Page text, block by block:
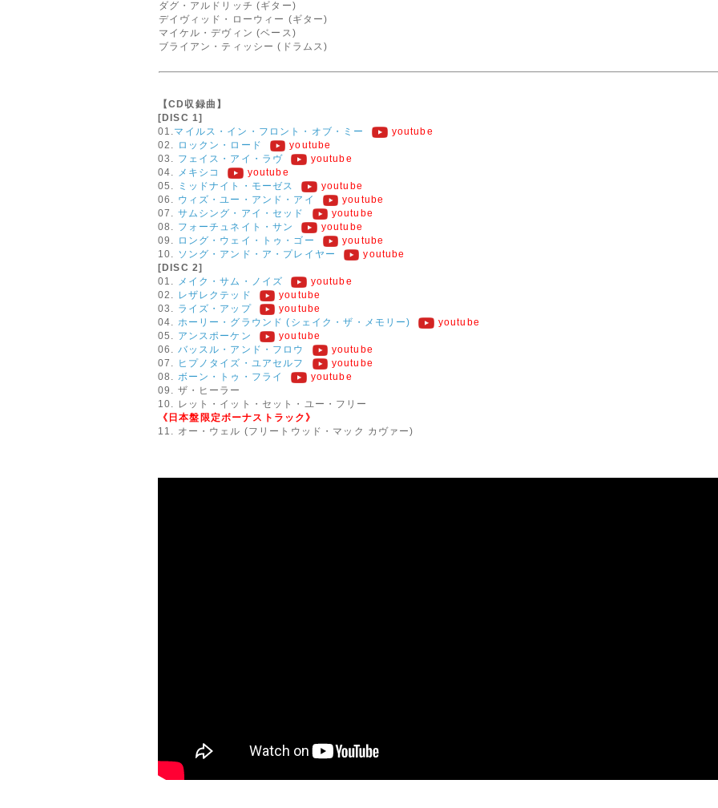
ダグ・アルドリッチ (ギター)
デイヴィッド・ローウィー (ギター)
マイケル・デヴィン (ベース)
ブライアン・ティッシー (ドラムス)
【CD収録曲】
[DISC 1]
01. マイルス・イン・フロント・オブ・ミー
youtube
02.
ロックン・ロード
youtube
03.
フェイス・アイ・ラヴ
youtube
04.
メキシコ
youtube
05.
ミッドナイト・モーゼス
youtube
06.
ウィズ・ユー・アンド・アイ
youtube
07. サムシング・アイ・セッド
youtube
08.
フォーチュネイト・サン
youtube
09.
ロング・ウェイ・トゥ・ゴー
youtube
10.
ソング・アンド・ア・プレイヤー
youtube
[DISC 2]
01.
メイク・サム・ノイズ
youtube
02.
レザレクテッド
youtube
03.
ライズ・アップ
youtube
04.
ホーリー・グラウンド (シェイク・ザ・メモリー)
youtube
05.
アンスポーケン
youtube
06. バッスル・アンド・フロウ
youtube
07.
ヒプノタイズ・ユアセルフ
youtube
08.
ボーン・トゥ・フライ
youtube
09. ザ・ヒーラー
10. レット・イット・セット・ユー・フリー
《日本盤限定ボーナストラック》
11. オー・ウェル (フリートウッド・マック カヴァー)